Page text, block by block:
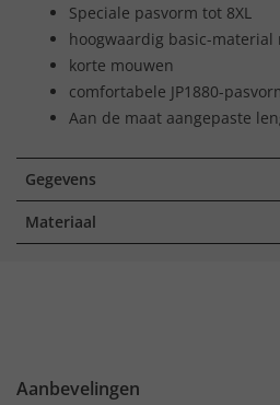
Speciale pasvorm tot 8XL
hoogwaardig basic-material
korte mouwen
comfortabele JP1880-
Aan de maat aangepaste
Gegevens
Materiaal
Aanbevelingen